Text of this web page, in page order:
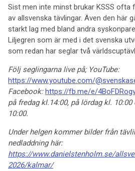
Sist men inte minst brukar KSSS ofta
av allsvenska tävlingar. Även den här
starkt lag med bland andra
Liljegren som är med i det svenska
som redan har seglar två
Följ seglingarna live på; YouTube:
https://www.youtube.com/
Facebook:https://fb.me/e/
på fredag kl.14:00, på lördag kl.
10:00.
Under helgen kommer bilder från
nedladdning här:
https://www.danielstenholm.se/
2026/kalmar/